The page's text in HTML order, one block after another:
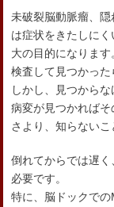
未破裂脳動脈瘤、
は症状をきたしに
大の目的になります
検査して見つかった
しかし、見つから
病変が見つかれば
さより、知らないこ
倒れてからでは遅
必要です。
特に、脳ドックで